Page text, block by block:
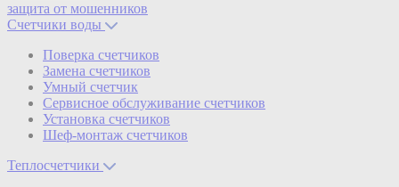
защита от мошенников
Счетчики воды
Поверка счетчиков
Замена счетчиков
Умный счетчик
Сервисное обслуживание счетчиков
Установка счетчиков
Шеф-монтаж счетчиков
Теплосчетчики